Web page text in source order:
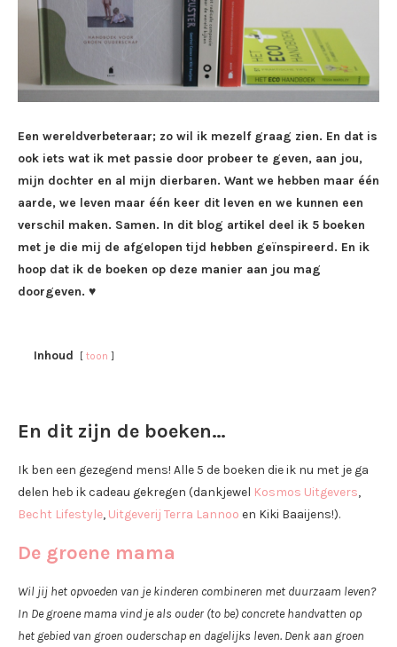
Een wereldverbeteraar; zo wil ik mezelf graag zien. En dat is
ook iets wat ik met passie door probeer te geven, aan jou,
mijn dochter en al mijn dierbaren. Want we hebben maar één
aarde, we leven maar één keer dit leven en we kunnen een
verschil maken. Samen. In dit blog artikel deel ik 5 boeken
met je die mij de afgelopen tijd hebben geïnspireerd. En ik
hoop dat ik de boeken op deze manier aan jou mag
doorgeven. ♥
Inhoud toon
En dit zijn de boeken…
Ik ben een gezegend mens! Alle 5 de boeken die ik nu met je ga
delen heb ik cadeau gekregen (dankjewel Kosmos Uitgevers,
Becht Lifestyle, Uitgeverij Terra Lannoo en Kiki Baaijens!).
De groene mama
Wil jij het opvoeden van je kinderen combineren met duurzaam leven?
In De groene mama vind je als ouder (to be) concrete handvatten op
het gebied van groen ouderschap en dagelijks leven. Denk aan groen